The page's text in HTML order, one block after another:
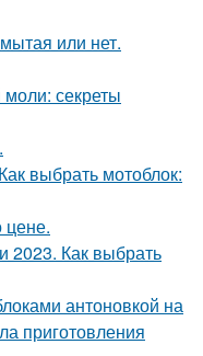
или нет.
моли: секреты
выбрать мотоблок:
2023. Как выбрать
антоновкой на
приготовления